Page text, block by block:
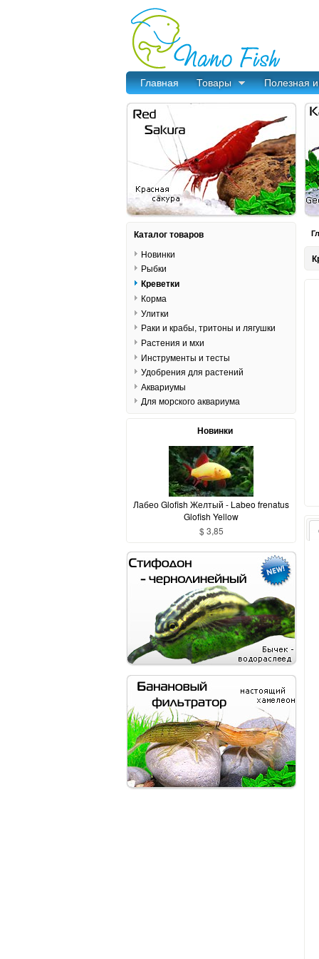
Главная Товары Полезная
Каталог товаров
Новинки
Рыбки
Креветки
Корма
Улитки
Раки и крабы, тритоны и лягушки
Растения и мхи
Инструменты и тесты
Удобрения для растений
Аквариумы
Для морского аквариума
Новинки
Лабео Glofish Желтый - Labeo frenatus
Glofish Yellow
$ 3,85